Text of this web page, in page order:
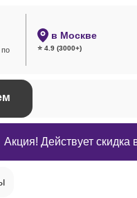
по
в Москве
⭐ 4.9 (3000+)
Акция! Действует